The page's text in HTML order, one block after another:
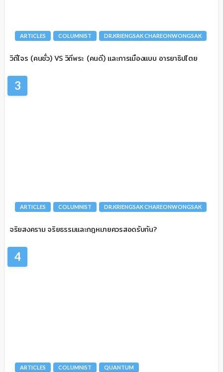
ARTICLES COLUMNIST DR.KRIENGSAK CHAREONWONGSAK
วิถีโจร (คนชั่ว) VS วิถีพระ (คนดี) และการเมืองแบบ อารยาธิปไตย
3
ARTICLES COLUMNIST DR.KRIENGSAK CHAREONWONGSAK
จริยสงคราม จริยธรรมและกฎหมายควรสอดรับกัน?
4
ARTICLES COLUMNIST
QUANTUM